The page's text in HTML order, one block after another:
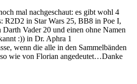
mal nachgeschaut: es gibt wohl 4
R2D2 in Star Wars 25, BB8 in Poe I,
Vader 20 und einen ohne Namen
:)) in Dr. Aphra 1
wenn die alle in den Sammelbänden
wie von Florian angedeutet…Danke